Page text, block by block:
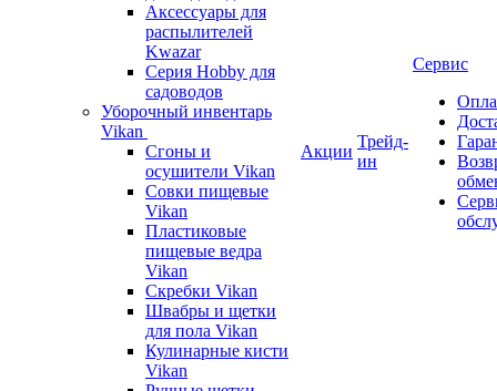
Аксессуары для
распылителей
Kwazar
Серия Hobby для
садоводов
Уборочный инвентарь
Vikan
Сгоны и
осушители Vikan
Совки пищевые
Vikan
Пластиковые
пищевые ведра
Vikan
Скребки Vikan
Швабры и щетки
для пола Vikan
Кулинарные кисти
Vikan
Акции
Трейд-
ин
Сервис